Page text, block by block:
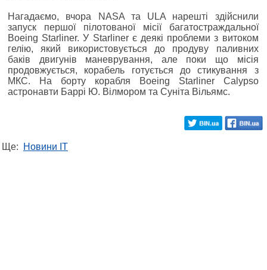
Нагадаємо, вчора NASA та ULA нарешті здійснили
запуск першої пілотованої місії багатостраждальної
Boeing Starliner. У Starliner є деякі проблеми з витоком
гелію, який використовується до продуву паливних
баків двигунів маневрування, але поки що місія
продовжується, корабель готується до стикування з
МКС. На борту корабля Boeing Starliner Calypso
астронавти Баррі Ю. Вілмором та Суніта Вільямс.
Ще: Новини IT